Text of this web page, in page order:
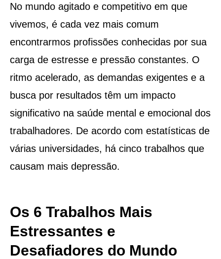
No mundo agitado e competitivo em que
vivemos, é cada vez mais comum
encontrarmos profissões conhecidas por sua
carga de estresse e pressão constantes. O
ritmo acelerado, as demandas exigentes e a
busca por resultados têm um impacto
significativo na saúde mental e emocional dos
trabalhadores. De acordo com estatísticas de
várias universidades, há cinco trabalhos que
causam mais depressão.
Os 6 Trabalhos Mais
Estressantes e
Desafiadores do Mundo